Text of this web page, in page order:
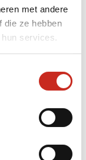
met andere
die ze hebben
services.
met